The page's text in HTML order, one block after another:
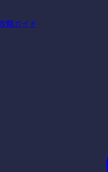
略ガイド